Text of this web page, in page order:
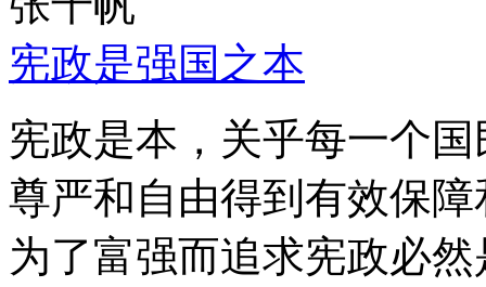
宪政是强国之本
宪政是本，关乎每一个
尊严和自由得到有效保
为了富强而追求宪政必